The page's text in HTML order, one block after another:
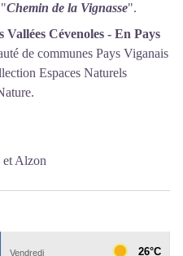
Chemin de la Vignasse".
Vallées Cévenoles - En Pays
de communes Pays Viganais
Espaces Naturels
et Alzon